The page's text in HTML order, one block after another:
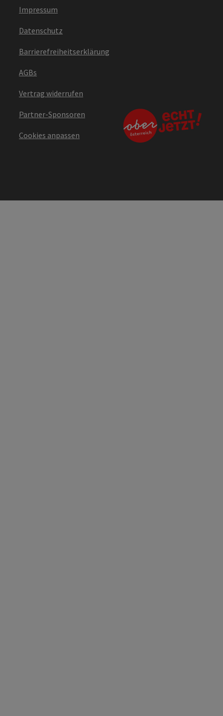
Impressum
Datenschutz
Barrierefreiheitserklärung
AGBs
Vertrag widerrufen
Partner-Sponsoren
Cookies anpassen